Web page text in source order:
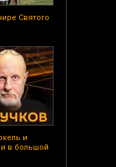
Святого
и
в большой